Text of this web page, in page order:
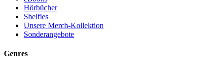
Hörbücher
Shelfies
Unsere Merch-Kollektion
Sonderangebote
Genres